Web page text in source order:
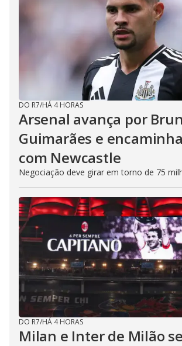
DO R7/HÁ 4 HORAS
Arsenal avança por
Guimarães e
com Newcastle
Negociação deve girar em torno de 75
DO R7/HÁ 4 HORAS
Milan e Inter de Milão se